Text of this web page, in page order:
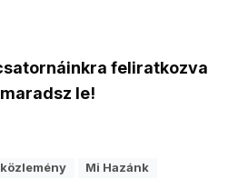
feliratkozva
le!
közlemény
Mi Hazánk